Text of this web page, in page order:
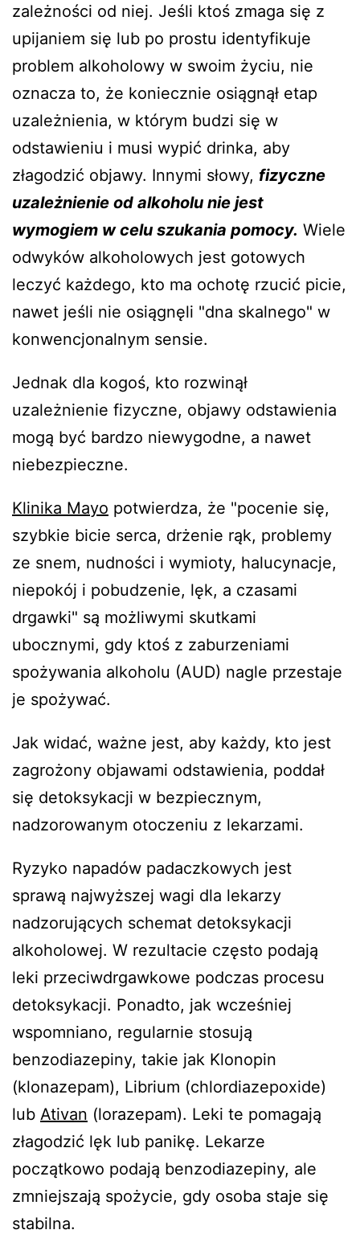
zależności od niej. Jeśli ktoś zmaga się z
upijaniem się lub po prostu identyfikuje
problem alkoholowy w swoim życiu, nie
oznacza to, że koniecznie osiągnął etap
uzależnienia, w którym budzi się w
odstawieniu i musi wypić drinka, aby
złagodzić objawy. Innymi słowy, fizyczne
uzależnienie od alkoholu nie jest
wymogiem w celu szukania pomocy. Wiele
odwyków alkoholowych jest gotowych
leczyć każdego, kto ma ochotę rzucić picie,
nawet jeśli nie osiągnęli "dna skalnego" w
konwencjonalnym sensie.
Jednak dla kogoś, kto rozwinął
uzależnienie fizyczne, objawy odstawienia
mogą być bardzo niewygodne, a nawet
niebezpieczne.
Klinika Mayo potwierdza, że "pocenie się,
szybkie bicie serca, drżenie rąk, problemy
ze snem, nudności i wymioty, halucynacje,
niepokój i pobudzenie, lęk, a czasami
drgawki" są możliwymi skutkami
ubocznymi, gdy ktoś z zaburzeniami
spożywania alkoholu (AUD) nagle przestaje
je spożywać.
Jak widać, ważne jest, aby każdy, kto jest
zagrożony objawami odstawienia, poddał
się detoksykacji w bezpiecznym,
nadzorowanym otoczeniu z lekarzami.
Ryzyko napadów padaczkowych jest
sprawą najwyższej wagi dla lekarzy
nadzorujących schemat detoksykacji
alkoholowej. W rezultacie często podają
leki przeciwdrgawkowe podczas procesu
detoksykacji. Ponadto, jak wcześniej
wspomniano, regularnie stosują
benzodiazepiny, takie jak Klonopin
(klonazepam), Librium (chlordiazepoxide)
lub Ativan (lorazepam). Leki te pomagają
złagodzić lęk lub panikę. Lekarze
początkowo podają benzodiazepiny, ale
zmniejszają spożycie, gdy osoba staje się
stabilna.